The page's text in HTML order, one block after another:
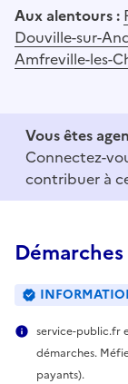
Aux alentours :
Douville-sur-
Amfreville-les-
Vous êtes
Connectez-
contribuer à
service-public.fr
démarches.
payants).